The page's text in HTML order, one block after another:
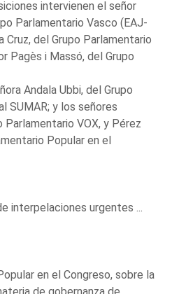
intervienen el señor
Parlamentario Vasco (EAJ-
Cruz, del Grupo Parlamentario
Pagès i Massó, del Grupo
Andala Ubbi, del Grupo
SUMAR; y los señores
Parlamentario VOX, y Pérez
Popular en el
interpelaciones urgentes ...
en el Congreso, sobre la
de gobernanza de